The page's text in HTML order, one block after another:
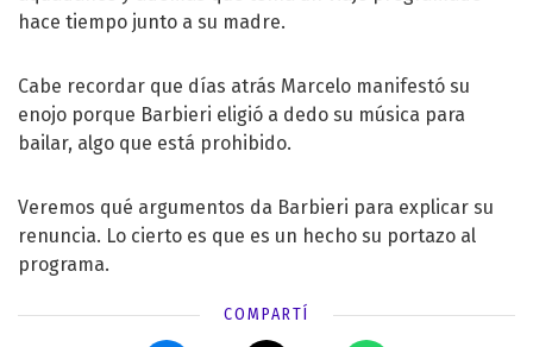
hace tiempo junto a su madre.
Cabe recordar que días atrás Marcelo manifestó su
enojo porque Barbieri eligió a dedo su música para
bailar, algo que está prohibido.
Veremos qué argumentos da Barbieri para explicar su
renuncia. Lo cierto es que es un hecho su portazo al
programa.
COMPARTÍ